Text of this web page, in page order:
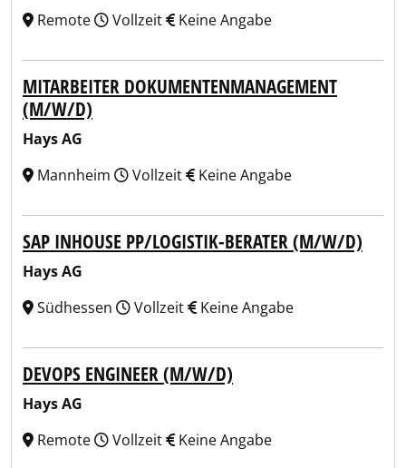
Remote
Vollzeit Keine Angabe
MITARBEITER DOKUMENTENMANAGEMENT
(M/W/D)
Hays AG
Mannheim
Vollzeit Keine Angabe
SAP INHOUSE PP/LOGISTIK-BERATER (M/W/D)
Hays AG
Südhessen
Vollzeit Keine Angabe
DEVOPS ENGINEER (M/W/D)
Hays AG
Remote
Vollzeit Keine Angabe